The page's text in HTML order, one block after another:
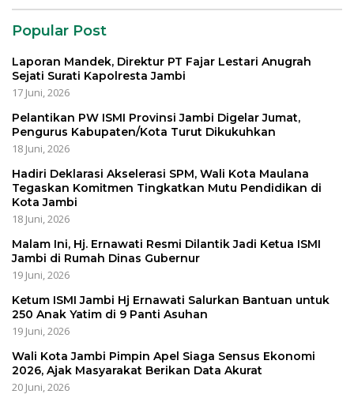
Popular Post
Laporan Mandek, Direktur PT Fajar Lestari Anugrah
Sejati Surati Kapolresta Jambi
17 Juni, 2026
Pelantikan PW ISMI Provinsi Jambi Digelar Jumat,
Pengurus Kabupaten/Kota Turut Dikukuhkan
18 Juni, 2026
Hadiri Deklarasi Akselerasi SPM, Wali Kota Maulana
Tegaskan Komitmen Tingkatkan Mutu Pendidikan di
Kota Jambi
18 Juni, 2026
Malam Ini, Hj. Ernawati Resmi Dilantik Jadi Ketua ISMI
Jambi di Rumah Dinas Gubernur
19 Juni, 2026
Ketum ISMI Jambi Hj Ernawati Salurkan Bantuan untuk
250 Anak Yatim di 9 Panti Asuhan
19 Juni, 2026
Wali Kota Jambi Pimpin Apel Siaga Sensus Ekonomi
2026, Ajak Masyarakat Berikan Data Akurat
20 Juni, 2026